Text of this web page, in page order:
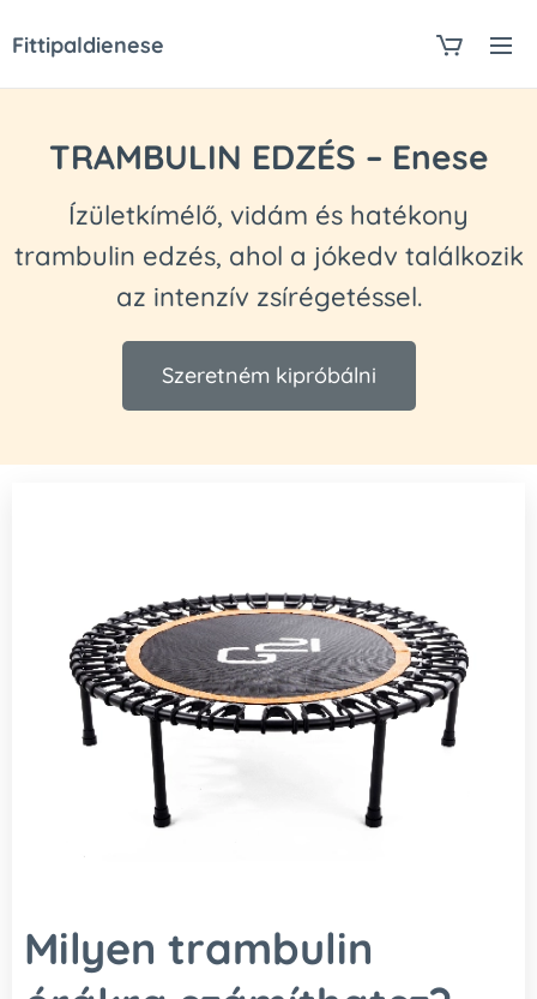
Fittipaldienese
TRAMBULIN EDZÉS – Enese
Ízületkímélő, vidám és hatékony
trambulin edzés, ahol a jókedv találkozik
az intenzív zsírégetéssel.
Szeretném kipróbálni
Milyen trambulin